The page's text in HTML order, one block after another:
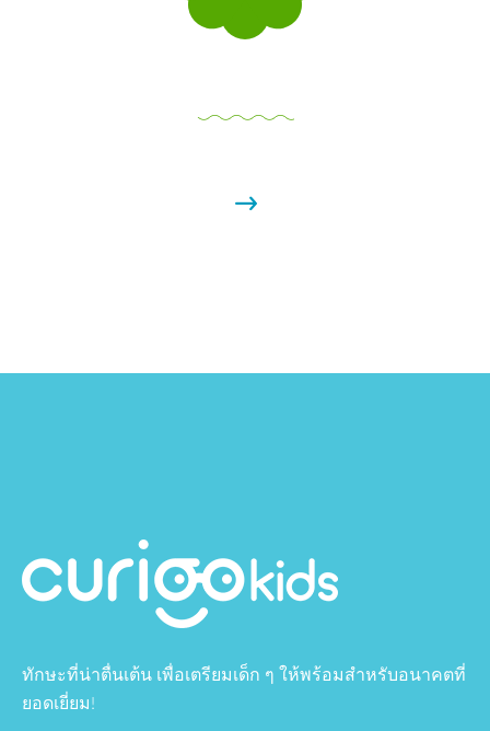
ทักษะที่น่าตื่นเต้น เพื่อเตรียมเด็ก ๆ ให้พร้อมสำหรับอนาคตที่
ยอดเยี่ยม!